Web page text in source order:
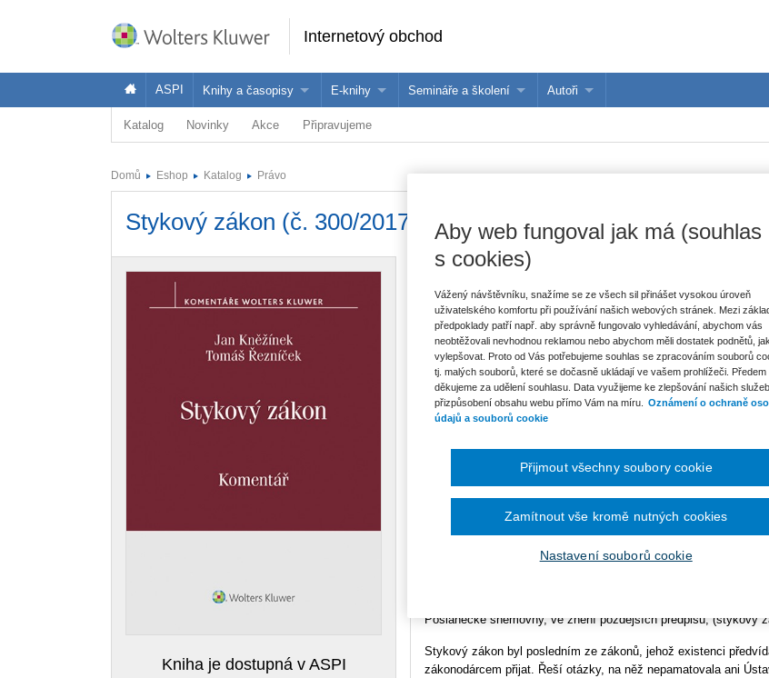
Internetový obchod
ASPI Knihy a časopisy
Knihy
E-knihy
Jak na naše e-knihy?
Semináře a školení Autoři
Katalog Novinky Akce Připravujeme
Domů Eshop Katalog Právo
Stykový zákon (č. 300/2017 Sb.). Komentář
Kniha je dostupná v ASPI
Autor Jan Kněžínek,Tomáš Řezníček
Typ publikace komentáře
Datum vydání 9/2019
Počet stran 100
Smarteca
Kniha přináší komentářzákona č. 300/2017 Sb., o zásadách
Poslanecké sněmovny, ve znění pozdějších předpisů, (stykový
Stykový zákon byl posledním ze zákonů, jehož existenci
zákonodárcem přijat. Řeší otázky, na něž nepamatovala ani
Aby web fungoval jak má (souhlas
s cookies)
Vážený návštěvníku, snažíme se ze všech sil přinášet vysokou úroveň
uživatelského komfortu při používání našich webových stránek. Mezi
předpoklady patří např. aby správně fungovalo vyhledávání, abychom vás
neobtěžovali nevhodnou reklamou nebo abychom měli dostatek podnětů,
vylepšovat. Proto od Vás potřebujeme souhlas se zpracováním souborů
tj. malých souborů, které se dočasně ukládají ve vašem prohlížeči. Předem
děkujeme za udělení souhlasu. Data využijeme ke zlepšování našich
přizpůsobení obsahu webu přímo Vám na míru.
Oznámení o ochraně
údajů a souborů cookie
Nastavení souborů cookie
Zamítnout vše kromě nutných cookies
Přijmout všechny soubory cookie